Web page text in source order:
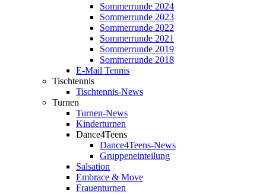
Sommerrunde 2024
Sommerrunde 2023
Sommerrunde 2022
Sommerrunde 2021
Sommerrunde 2019
Sommerrunde 2018
E-Mail Tennis
Tischtennis
Tischtennis-News
Turnen
Turnen-News
Kinderturnen
Dance4Teens
Dance4Teens-News
Gruppeneinteilung
Salsation
Embrace & Move
Frauenturnen